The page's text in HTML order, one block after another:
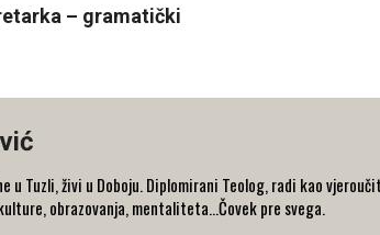
– gramatički
u Tuzli, živi u Doboju. Diplomirani Teolog, radi kao
obrazovanja, mentaliteta...Čovek pre svega.